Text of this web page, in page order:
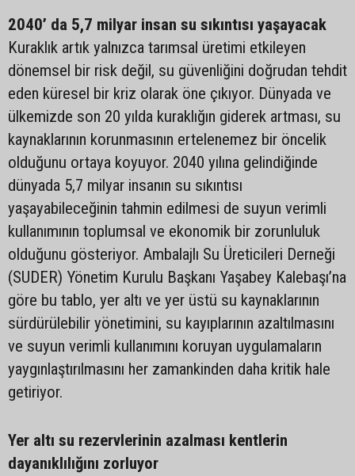
2040’ da 5,7 milyar insan su sıkıntısı yaşayacak
Kuraklık artık yalnızca tarımsal üretimi etkileyen
dönemsel bir risk değil, su güvenliğini doğrudan tehdit
eden küresel bir kriz olarak öne çıkıyor. Dünyada ve
ülkemizde son 20 yılda kuraklığın giderek artması, su
kaynaklarının korunmasının ertelenemez bir öncelik
olduğunu ortaya koyuyor. 2040 yılına gelindiğinde
dünyada 5,7 milyar insanın su sıkıntısı
yaşayabileceğinin tahmin edilmesi de suyun verimli
kullanımının toplumsal ve ekonomik bir zorunluluk
olduğunu gösteriyor. Ambalajlı Su Üreticileri Derneği
(SUDER) Yönetim Kurulu Başkanı Yaşabey Kalebaşı’na
göre bu tablo, yer altı ve yer üstü su kaynaklarının
sürdürülebilir yönetimini, su kayıplarının azaltılmasını
ve suyun verimli kullanımını koruyan uygulamaların
yaygınlaştırılmasını her zamankinden daha kritik hale
getiriyor.
Yer altı su rezervlerinin azalması kentlerin
dayanıklılığını zorluyor